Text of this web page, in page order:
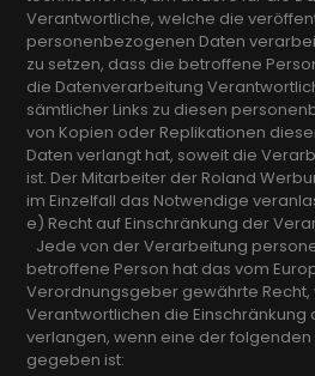
Verantwortliche, welche die
personenbezogenen Daten
zu setzen, dass die betroffene
die Datenverarbeitung
sämtlicher Links zu diesen
von Kopien oder Replikationen
Daten verlangt hat, soweit die
ist. Der Mitarbeiter der Roland
im Einzelfall das Notwendige
e) Recht auf Einschränkung der
Jede von der Verarbeitung
betroffene Person hat das vom
Verordnungsgeber gewährte Recht,
Verantwortlichen die Einschränkung
verlangen, wenn eine der
gegeben ist: